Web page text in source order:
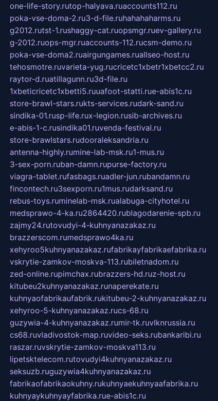
one-life-story.rutop-halyava.ruaccounts112.ru
poka-vse-doma-2.ru3-d-file.ruhahahaharms.ru
g2012.rutst-1.rushaggy-cat.ruopsmgr.ruev-gallery.ru
g-2012.ruops-mgr.ruaccounts-112.rucsm-demo.ru
poka-vse-doma2.ruairgungames.ruallseo-host.ru
tehosmotre.ruvarieta-yug.rucricetc1xbetr1xbetcc2.ru
raytor-d.ruatillagunn.ru3d-file.ru
1xbeticricetc1xbetti5.ruuafoot-statti.rue-abis1c.ru
store-brawl-stars.rukts-services.rudark-sand.ru
sindika-01.rusp-life.rux-legion.rusib-archives.ru
e-abis-1-c.rusindika01.ruvenda-festival.ru
store-brawlstars.rudooraleksandria.ru
antenna-highly.rumine-lab-msk.ru1-mus.ru
3-sex-porn.ruban-damn.rupurse-factory.ru
viagra-tablet.rufasbags.ruadler-jun.rubandamn.ru
fincontech.ru3sexporn.ru1mus.rudarksand.ru
rebus-toys.ruminelab-msk.rualabuga-cityhotel.ru
medsprawo-4-ka.ru2864420.rublagodarenie-spb.ru
zajmy24.rutovudyi-4-kuhnyanazakaz.ru
brazzerscom.rumedsprawo4ka.ru
xehyroo5kuhnyanazakaz.rufabrikayfabrikaefabrika.ru
vskrytie-zamkov-moskva-113.rubiletnadom.ru
zed-online.rupimchax.rubrazzers-hd.ruz-host.ru
kitubeu2kuhnyanazakaz.runaperekate.ru
kuhnyaofabrikaufabrik.rukitubeu-2-kuhnyanazakaz.ru
xehyroo-5-kuhnyanazakaz.rucs-68.ru
guzywia-4-kuhnyanazakaz.rumir-tk.ruvlknrussia.ru
cs68.ruvladivostok-map.ruvideo-seks.rubankaribi.ru
raszar.ruvskrytie-zamkov-moskva113.ru
lipetsktelecom.rutovudyi4kuhnyanazakaz.ru
seksuzb.ruguzywia4kuhnyanazakaz.ru
fabrikaofabrikaokuhny.rukuhnyaekuhnyaafabrika.ru
kuhnyaykuhnyayfabrika.rue-abis1c.ru